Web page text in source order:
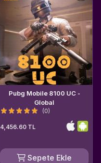
Pubg Mobile 8100 UC -
Global
(0)
4,456.60 TL
Sepete Ekle